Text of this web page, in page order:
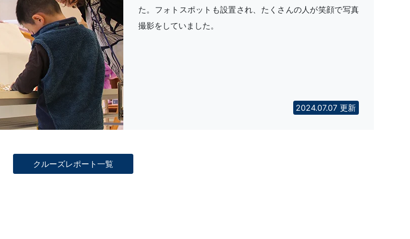
た。フォトスポットも設置され、たくさんの人が笑顔で写真
撮影をしていました。
2024.07.07 更新
クルーズレポート一覧